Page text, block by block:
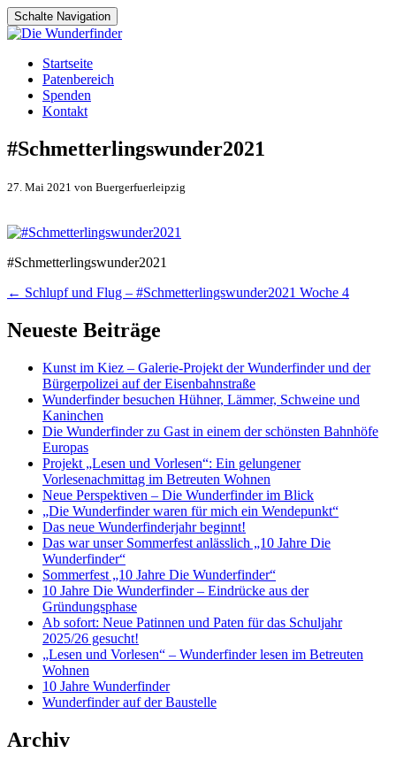
Schalte Navigation
Zum
Inhalt
springen
Startseite
Patenbereich
Spenden
Kontakt
#Schmetterlingswunder2021
27. Mai 2021 von Buergerfuerleipzig
#Schmetterlingswunder2021
Artikel-
Navigation
← Schlupf und Flug – #Schmetterlingswunder2021 Woche 4
Neueste Beiträge
Kunst im Kiez – Galerie-Projekt der Wunderfinder und der
Bürgerpolizei auf der Eisenbahnstraße
Wunderfinder besuchen Hühner, Lämmer, Schweine und
Kaninchen
Die Wunderfinder zu Gast in einem der schönsten Bahnhöfe
Europas
Projekt „Lesen und Vorlesen“: Ein gelungener
Vorlesenachmittag im Betreuten Wohnen
Neue Perspektiven – Die Wunderfinder im Blick
„Die Wunderfinder waren für mich ein Wendepunkt“
Das neue Wunderfinderjahr beginnt!
Das war unser Sommerfest anlässlich „10 Jahre Die
Wunderfinder“
Sommerfest „10 Jahre Die Wunderfinder“
10 Jahre Die Wunderfinder – Eindrücke aus der
Gründungsphase
Ab sofort: Neue Patinnen und Paten für das Schuljahr
2025/26 gesucht!
„Lesen und Vorlesen“ – Wunderfinder lesen im Betreuten
Wohnen
10 Jahre Wunderfinder
Wunderfinder auf der Baustelle
Archiv